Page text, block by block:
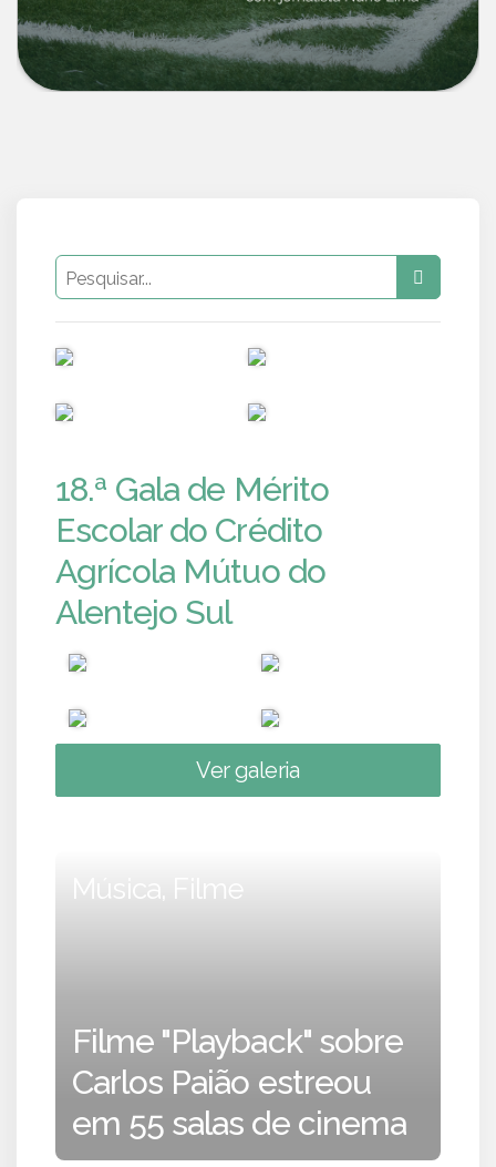
18.ª Gala de Mérito
Escolar do Crédito
Agrícola Mútuo do
Alentejo Sul
Ver galeria
Música, Filme
Filme "Playback" sobre
Carlos Paião estreou
em 55 salas de cinema